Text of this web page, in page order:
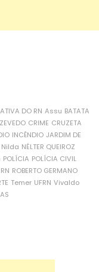
DO RN Assu BATATA
CRIME CRUZETA
INCÊNDIO JARDIM DE
Nilda NÉLTER QUEIROZ
POLÍCIA POLÍCIA CIVIL
RN ROBERTO GERMANO
Temer UFRN Vivaldo